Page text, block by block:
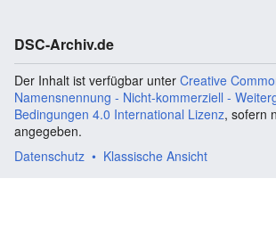
DSC-Archiv.de
Der Inhalt ist verfügbar unter Creative
Namensnennung - Nicht-kommerziell -
Bedingungen 4.0 International Lizenz, sofern
angegeben.
Datenschutz
Klassische Ansicht